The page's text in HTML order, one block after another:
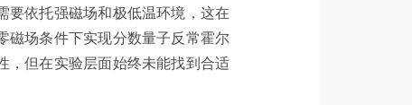
要依托强磁场和极低温环境，这在
磁场条件下实现分数量子反常霍尔
，但在实验层面始终未能找到合适